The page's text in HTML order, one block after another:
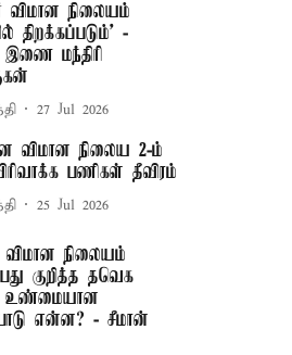
விமான நிலையம்
திறக்கப்படும்’ -
இணை மந்திரி
27 Jul 2026
விமான நிலைய 2-ம்
பணிகள் தீவிரம்
25 Jul 2026
விமான நிலையம்
குறித்த தவெக
உண்மையான
என்ன? - சீமான்